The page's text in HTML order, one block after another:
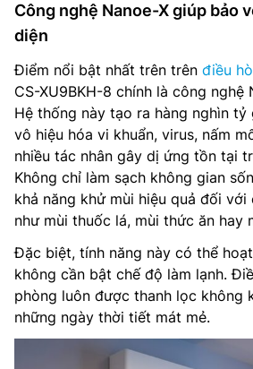
Công nghệ Nanoe-X giúp bảo
diện
Điểm nổi bật nhất trên trên điều
CS-XU9BKH-8 chính là công nghệ
Hệ thống này tạo ra hàng nghìn
vô hiệu hóa vi khuẩn, virus, nấm
nhiều tác nhân gây dị ứng tồn tại
Không chỉ làm sạch không gian
khả năng khử mùi hiệu quả đối với
như mùi thuốc lá, mùi thức ăn hay
Đặc biệt, tính năng này có thể
không cần bật chế độ làm lạnh.
phòng luôn được thanh lọc không
những ngày thời tiết mát mẻ.